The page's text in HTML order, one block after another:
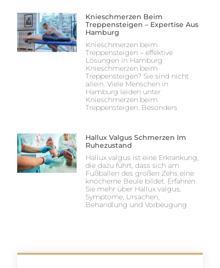
Knieschmerzen Beim
Treppensteigen – Expertise Aus
Hamburg
Knieschmerzen beim
Treppensteigen – effektive
Lösungen in Hamburg
Knieschmerzen beim
Treppensteigen? Sie sind nicht
allein. Viele Menschen in
Hamburg leiden unter
Knieschmerzen beim
Treppensteigen. Besonders
Hallux Valgus Schmerzen Im
Ruhezustand
Hallux valgus ist eine Erkrankung,
die dazu führt, dass sich am
Fußballen des großen Zehs eine
knöcherne Beule bildet. Erfahren
Sie mehr über Hallux valgus,
Symptome, Ursachen,
Behandlung und Vorbeugung